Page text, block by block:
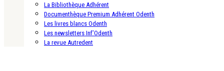
La Bibliothèque Adhérent
Documenthèque Premium Adhérent Odenth
Les livres blancs Odenth
Les newsletters Inf’Odenth
La revue Autredent